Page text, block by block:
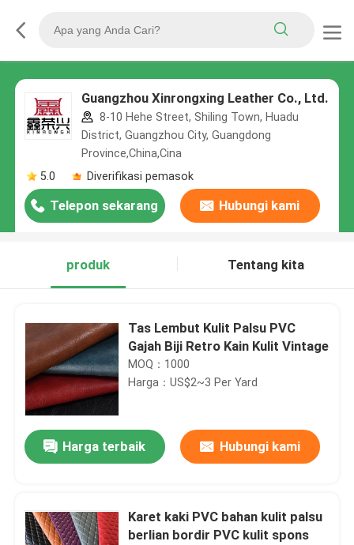
Guangzhou Xinrongxing Leather Co., Ltd.
8-10 Hehe Street, Shiling Town, Huadu
District, Guangzhou City, Guangdong
Province,China,Cina
5.0
Diverifikasi pemasok
Telepon sekarang Hubungi kami
produk Tentang kita
Tas Lembut Kulit Palsu PVC
Gajah Biji Retro Kain Kulit Vintage
MOQ：1000
Harga：US$2~3 Per Yard
Harga terbaik Hubungi kami
Karet kaki PVC bahan kulit palsu
berlian bordir PVC kulit spons